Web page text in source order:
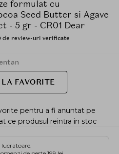
formulat cu
Seed Butter si Agave
- 5 gr - CR01 Dear
de review-uri verificate
FAVORITE
pentru a fi anuntat pe
ce produsul reintra in stoc